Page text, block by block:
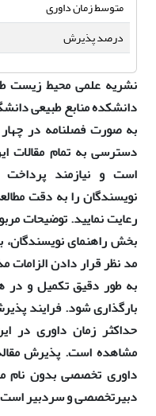
متوسط زمان داوری
درصد پذیرش
نشریه علمی محیط زیست
دانشکده منابع طبیعی
به صورت فصلنامه در
دسترسی به تمام مقالات
است و نیازمند
نویسندگان را به دقت
رعایت نمایید. توضیحات
بخش راهنمای
مد نظر قرار دادن
به طور دقیق تکمیل و در
بارگذاری شود. فرایند
حداکثر زمان داوری در
مشاهده است. پذیرش
داوری تخصصی بدون نام
دبیرتخصصی و سردبیر